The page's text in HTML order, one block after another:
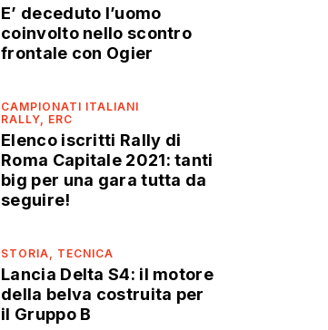
E’ deceduto l’uomo
coinvolto nello scontro
frontale con Ogier
CAMPIONATI ITALIANI
RALLY, ERC
Elenco iscritti Rally di
Roma Capitale 2021: tanti
big per una gara tutta da
seguire!
STORIA, TECNICA
Lancia Delta S4: il motore
della belva costruita per
il Gruppo B